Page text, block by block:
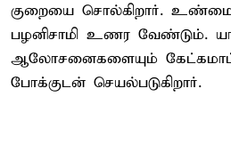
குறையை சொல்கிறார். உண்மை
பழனிசாமி உணர வேண்டும்.
ஆலோசனைகளையும்
போக்குடன் செயல்படுகிறார்.